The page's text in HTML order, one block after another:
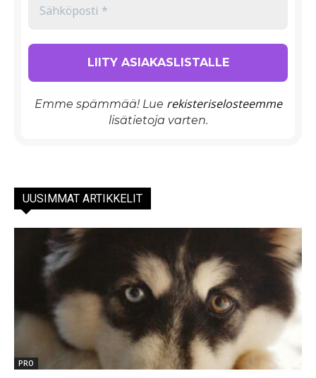
Emme spämmää! Lue rekisteriselosteemme
lisätietoja varten.
UUSIMMAT ARTIKKELIT
PRO